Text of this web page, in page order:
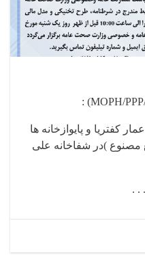
: (MOPH/
کفتریا و پایوازخانه ها
مصنوع )در شفاخانه علی